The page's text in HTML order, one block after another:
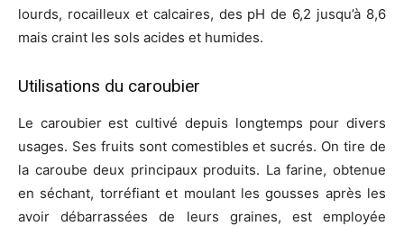
lourds, rocailleux et calcaires, des pH de 6,2 jusqu’à 8,6
mais craint les sols acides et humides.
Utilisations du caroubier
Le caroubier est cultivé depuis longtemps pour divers
usages. Ses fruits sont comestibles et sucrés. On tire de
la caroube deux principaux produits. La farine, obtenue
en séchant, torréfiant et moulant les gousses après les
avoir débarrassées de leurs graines, est employée